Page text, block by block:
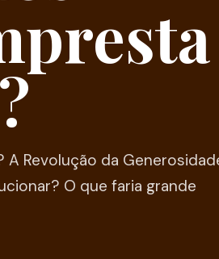
Revolução da
O que faria grande